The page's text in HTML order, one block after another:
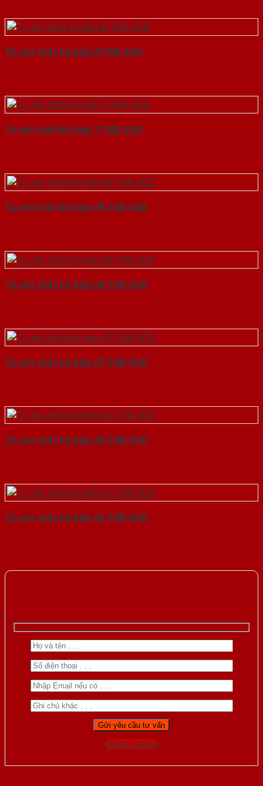
Tủ nội thất kệ bếp 8-TKB-SGD
Tủ nội thất kệ bếp 7-TKB-SGD
Tủ nội thất kệ bếp 69-TKB-SGD
Tủ nội thất kệ bếp 68-TKB-SGD
Tủ nội thất kệ bếp 67-TKB-SGD
Tủ nội thất kệ bếp 66-TKB-SGD
Tủ nội thất kệ bếp 65-TKB-SGD
Gọi 0976.169.864